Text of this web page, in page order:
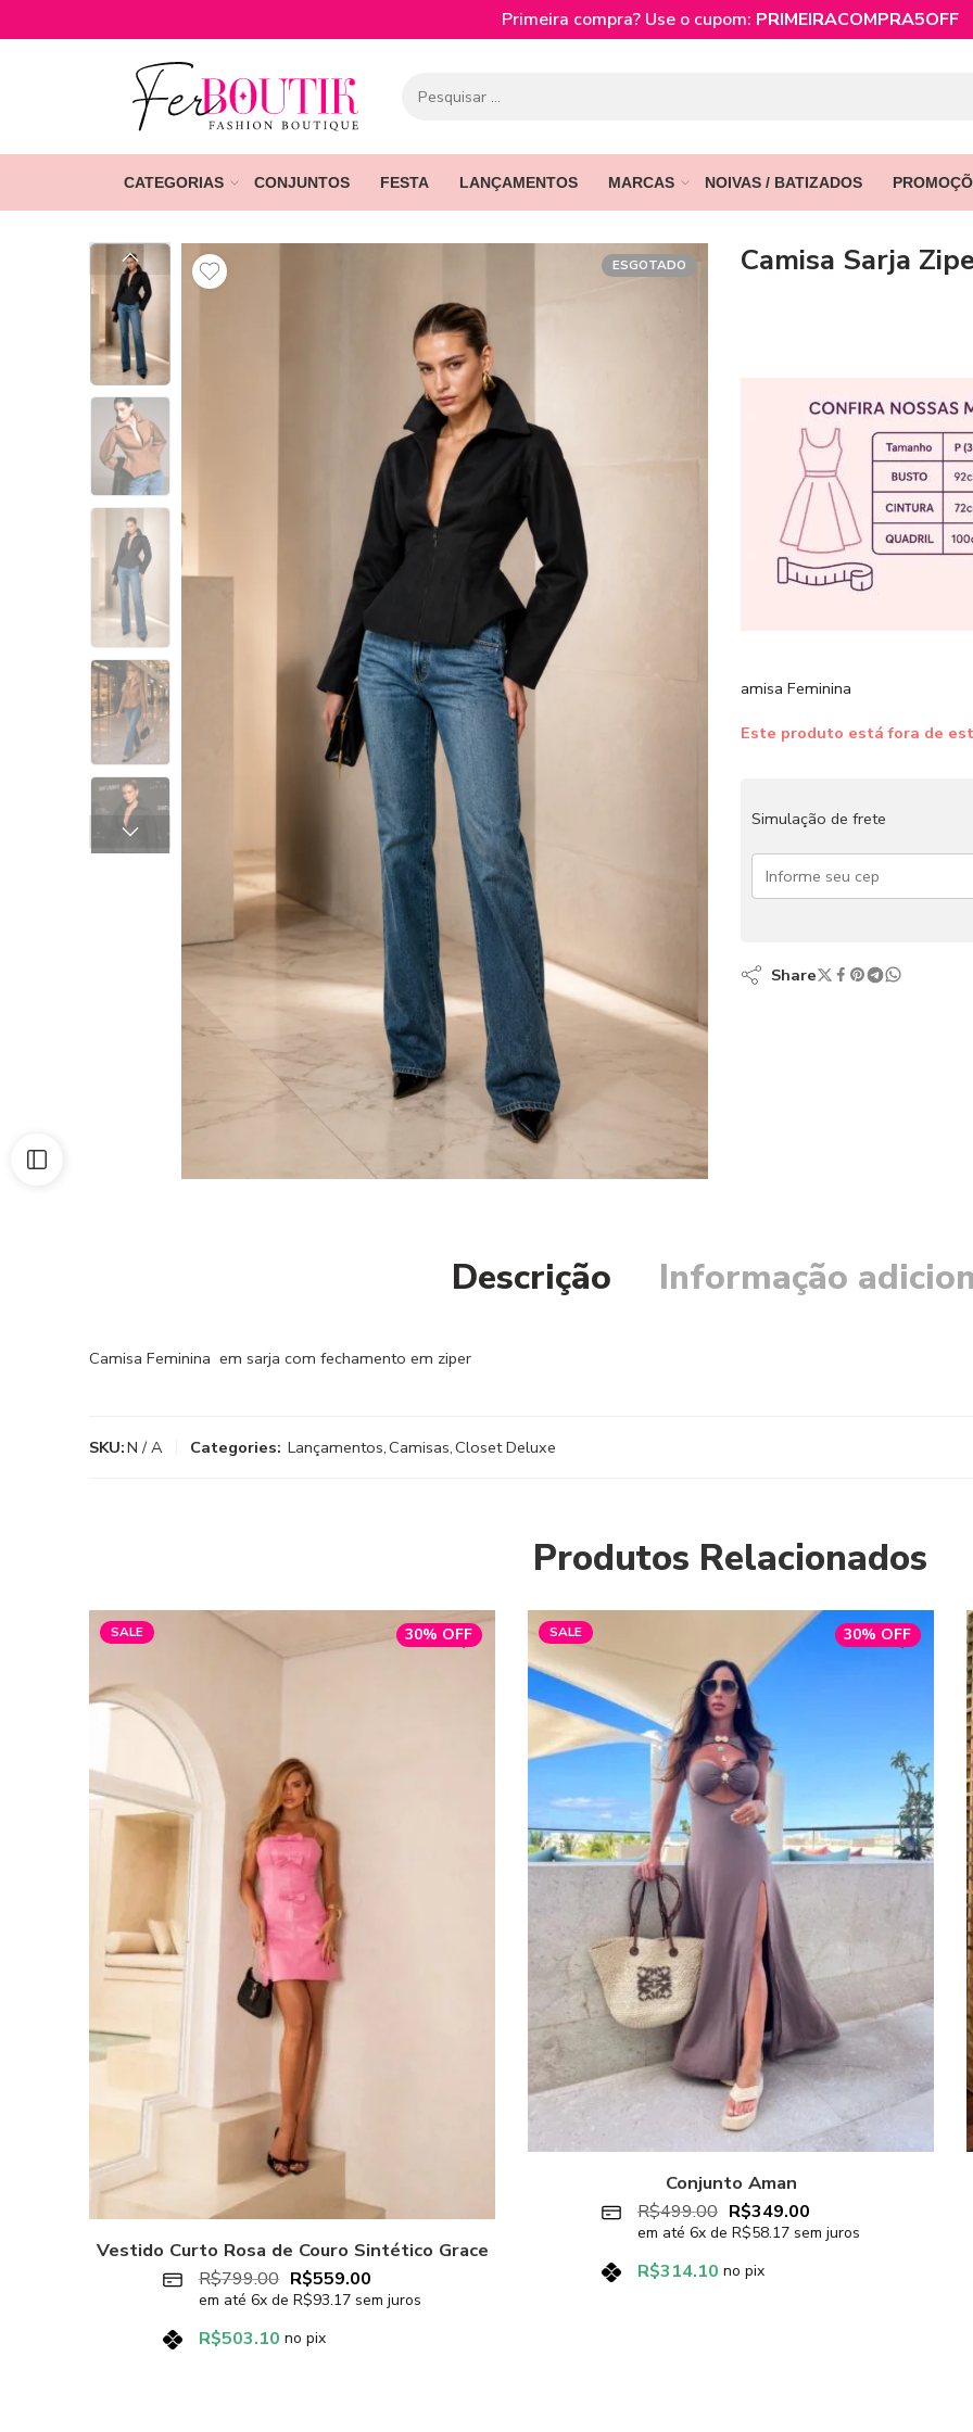
Primeira compra? Use o cupom: PRIMEIRACOMPRA5OFF
CATEGORIAS CONJUNTOS FESTA LANÇAMENTOS MARCAS NOIVAS / BATIZADOS
ESGOTADO Camisa Sarja
Camisa Feminina
Este produto está fora de
Simulação de frete
Share
Descrição Informação
Camisa Feminina em sarja com fechamento em ziper
SKU:N / A Categories: Lançamentos,Camisas,Closet Deluxe
Produtos Relacionados
SALE 30% OFF
Vestido Curto Rosa de Couro Sintético Grace
R$799.00 R$559.00
em até 6x de R$93.17 sem juros
R$503.10 no pix
SALE 30% OFF
Conjunto Aman
R$499.00 R$349.00
em até 6x de R$58.17 sem juros
R$314.10 no pix